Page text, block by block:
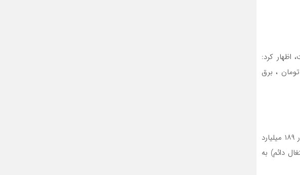
است، اظهار کرد:
خدمات و ارتباطات مخابراتی بالغ بر ۲۰ میلیارد تومان ، برق
وی از افتتاح ۱۱۶ پروژه عمرانی همزمان با هفته دولت در لنگرود خبر داد و گفت: این تعداد از پروژه ها با اعتبار ۱۸۹ میلیارد
و ایجاد ۸۰۰ اشتغال( ۷۰۰ اشتغال موقت در طول اجرای طرح و ۱۰۰ اشتغال دائم) به